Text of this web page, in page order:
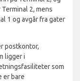
2, mens
1 og avgår fra gater
postkontor,
ligger i
som
er bare